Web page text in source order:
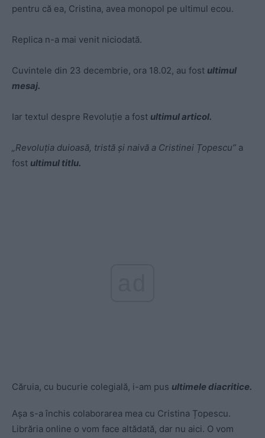
pentru că ea, Cristina, avea monopol pe ultimul ecou.
Replica n-a mai venit niciodată.
Cuvintele din 23 decembrie, ora 18.02, au fost ultimul
mesaj.
Iar textul despre Revoluție a fost ultimul articol.
„Revoluția duioasă, tristă și naivă a Cristinei Țopescu” a
fost ultimul titlu.
Căruia, cu bucurie colegială, i-am pus ultimele diacritice.
Așa s-a închis colaborarea mea cu Cristina Țopescu.
Librăria online o vom face altădată, dar nu aici. O vom